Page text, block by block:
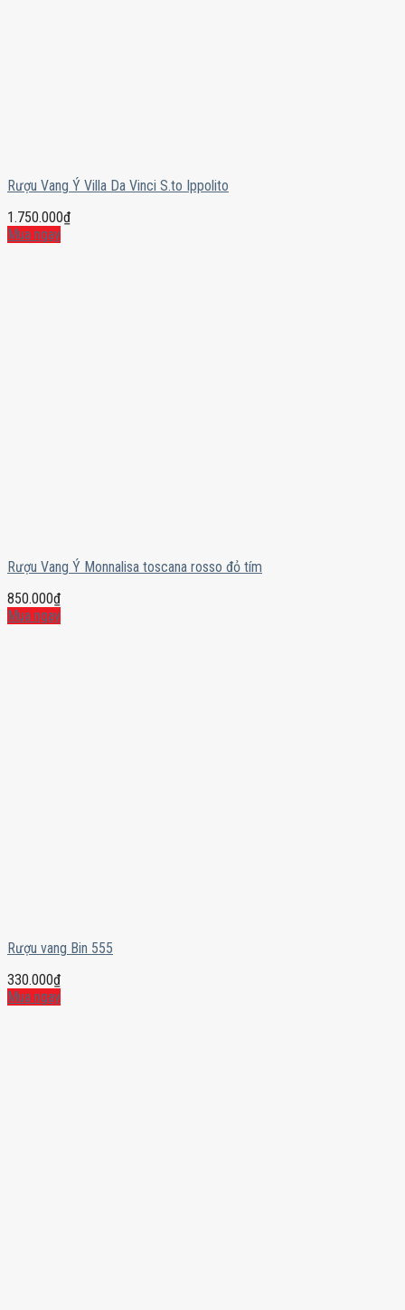
Rượu Vang Ý Villa Da Vinci S.to Ippolito
1.750.000₫
Mua ngay
Rượu Vang Ý Monnalisa toscana rosso đỏ tím
850.000₫
Mua ngay
Rượu vang Bin 555
330.000₫
Mua ngay